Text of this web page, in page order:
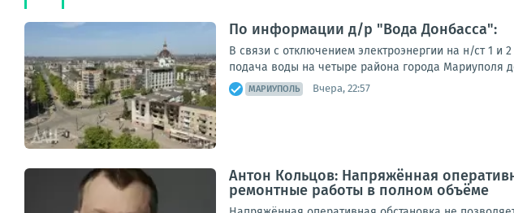
По информации д/р "Вода Донбасса":
В связи с отключением электроэнергии на н/ст 1
подача воды на четыре района города Мариуполя
МАРИУПОЛЬ Вчера, 22:57
Антон Кольцов: Напряжённая
ремонтные работы в полном объёме